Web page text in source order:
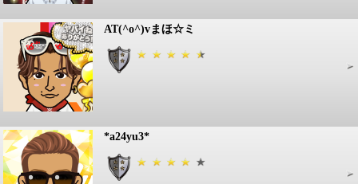
AT(^o^)vまほ☆ミ
*a24yu3*